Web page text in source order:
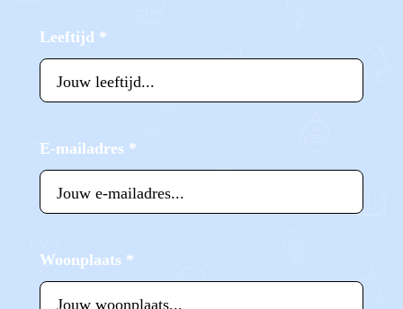
Leeftijd *
E-mailadres *
Woonplaats *